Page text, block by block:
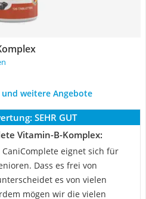
weitere Angebote
SEHR GUT
Vitamin-B-Komplex:
eignet sich für
Dass es frei von
es von vielen
mögen wir die vielen